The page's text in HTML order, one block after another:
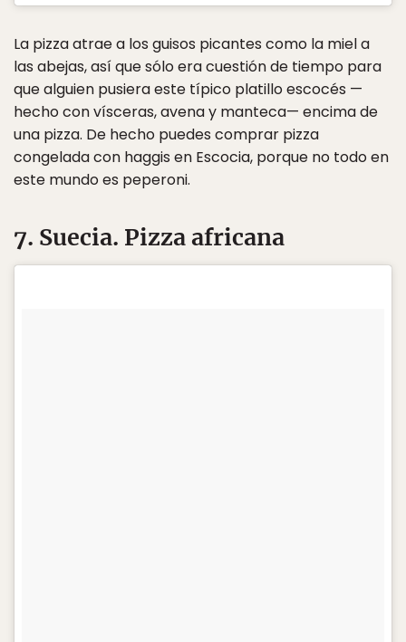
La pizza atrae a los guisos picantes como la miel a
las abejas, así que sólo era cuestión de tiempo para
que alguien pusiera este típico platillo escocés —
hecho con vísceras, avena y manteca— encima de
una pizza. De hecho puedes comprar pizza
congelada con haggis en Escocia, porque no todo en
este mundo es peperoni.
7. Suecia. Pizza africana